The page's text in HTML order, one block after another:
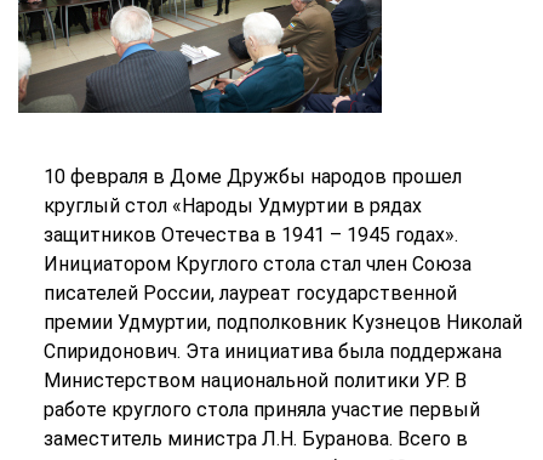
10 февраля в Доме Дружбы народов прошел
круглый стол «Народы Удмуртии в рядах
защитников Отечества в 1941 – 1945 годах».
Инициатором Круглого стола стал член Союза
писателей России, лауреат государственной
премии Удмуртии, подполковник Кузнецов Николай
Спиридонович. Эта инициатива была поддержана
Министерством национальной политики УР. В
работе круглого стола приняла участие первый
заместитель министра Л.Н. Буранова. Всего в